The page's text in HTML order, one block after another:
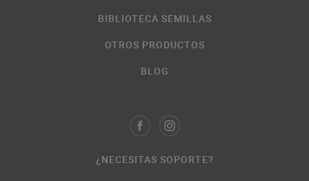
BIBLIOTECA SEMILLAS
OTROS PRODUCTOS
BLOG
¿NECESITAS SOPORTE?